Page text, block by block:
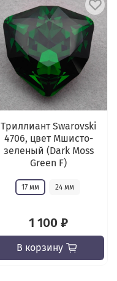
Триллиант Swarovski
4706, цвет Мшисто-
зеленый (Dark Moss
Green F)
17 мм 24 мм
1 100 ₽
В корзину